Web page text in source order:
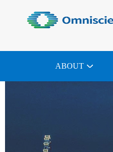
ABOUT